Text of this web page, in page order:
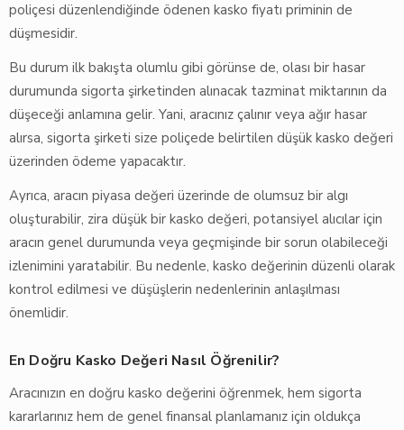
poliçesi düzenlendiğinde ödenen kasko fiyatı priminin de
düşmesidir.
Bu durum ilk bakışta olumlu gibi görünse de, olası bir hasar
durumunda sigorta şirketinden alınacak tazminat miktarının da
düşeceği anlamına gelir. Yani, aracınız çalınır veya ağır hasar
alırsa, sigorta şirketi size poliçede belirtilen düşük kasko değeri
üzerinden ödeme yapacaktır.
Ayrıca, aracın piyasa değeri üzerinde de olumsuz bir algı
oluşturabilir, zira düşük bir kasko değeri, potansiyel alıcılar için
aracın genel durumunda veya geçmişinde bir sorun olabileceği
izlenimini yaratabilir. Bu nedenle, kasko değerinin düzenli olarak
kontrol edilmesi ve düşüşlerin nedenlerinin anlaşılması
önemlidir.
En Doğru Kasko Değeri Nasıl Öğrenilir?
Aracınızın en doğru kasko değerini öğrenmek, hem sigorta
kararlarınız hem de genel finansal planlamanız için oldukça